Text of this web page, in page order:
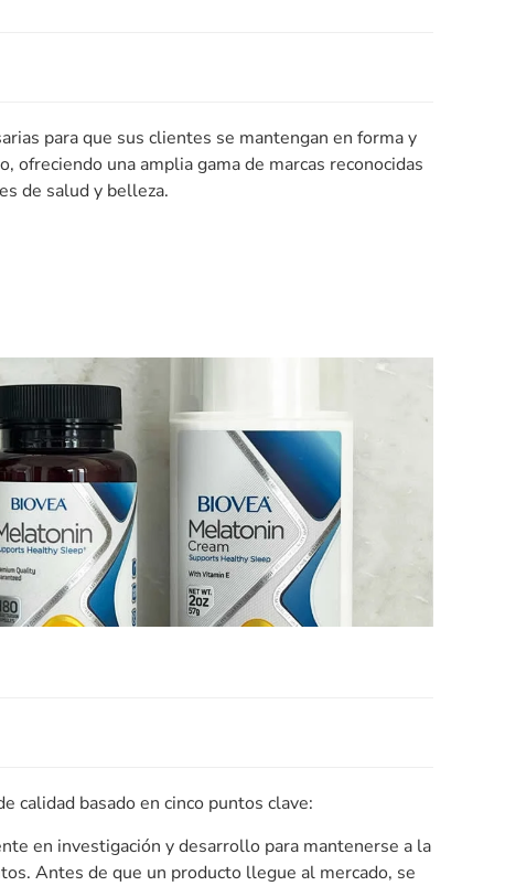
para que sus clientes se mantengan en forma y
una amplia gama de marcas reconocidas
de salud y belleza.
calidad basado en cinco puntos clave:
en investigación y desarrollo para mantenerse a la
Antes de que un producto llegue al mercado, se